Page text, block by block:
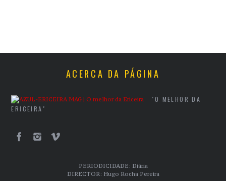
ACERCA DA PÁGINA
"O MELHOR DA
ERICEIRA"
PERIODICIDADE: Diária
DIRECTOR: Hugo Rocha Pereira